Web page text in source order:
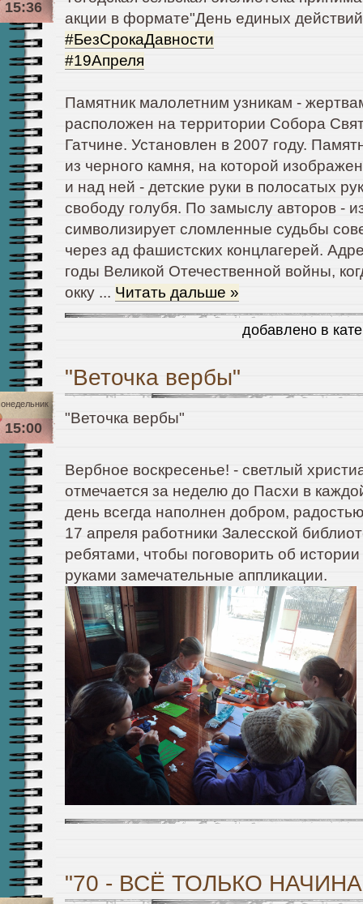
15:36
акции в формате"День единых
#БезСрокаДавности
#19Апреля
Памятник малолетним узникам -
расположен на территории Собора
Гатчине. Установлен в 2007 году.
из черного камня, на которой
и над ней - детские руки в полосатых
свободу голубя. По замыслу авторов -
символизирует сломленные судьбы
через ад фашистских концлагерей.
годы Великой Отечественной войны,
окку ... Читать дальше »
добавлено в
"Веточка вербы"
15:00
"Веточка вербы"
Вербное воскресенье! - светлый
отмечается за неделю до Пасхи в
день всегда наполнен добром,
17 апреля работники Залесской
ребятами, чтобы поговорить об
руками замечательные аппликации.
"70 - ВСЁ ТОЛЬКО